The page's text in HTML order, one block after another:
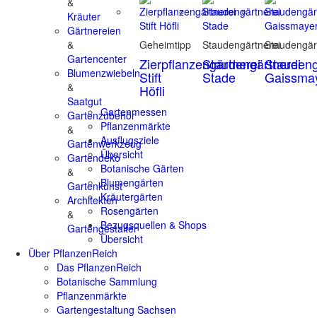
Kräuter
Gärtnereien
&
Gartencenter
Blumenzwiebeln
&
Saatgut
Gartenzubehör
&
Gartenwerkzeug
Gartendeko
&
Gartenkunst
Architekten
&
Gartengestalter
Geheimtipp
Zierpflanzengärtnerei
Stift
Höfli
Staudengärtnerei
Staudengärtnerei
Stade
Gartenmessen
Pflanzenmärkte
Ausflugsziele
Übersicht
Botanische Gärten
Blumengärten
Kräutergärten
Rosengärten
Bezugsquellen & Shops
Übersicht
Über PflanzenReich
Das PflanzenReich
Botanische Sammlung
Pflanzenmärkte
Gartengestaltung Sachsen